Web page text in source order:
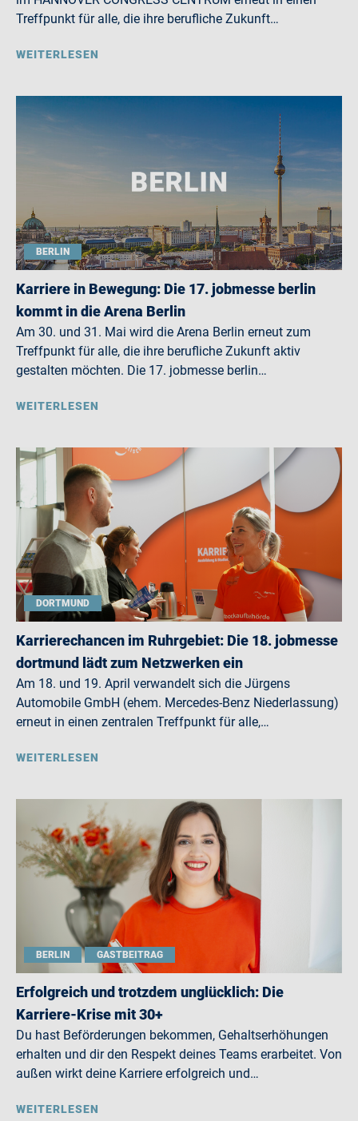
Treffpunkt für alle, die ihre berufliche Zukunft…
WEITERLESEN
BERLIN
Karriere in Bewegung: Die 17. jobmesse berlin
kommt in die Arena Berlin
Am 30. und 31. Mai wird die Arena Berlin erneut zum
Treffpunkt für alle, die ihre berufliche Zukunft aktiv
gestalten möchten. Die 17. jobmesse berlin…
WEITERLESEN
DORTMUND
Karrierechancen im Ruhrgebiet: Die 18. jobmesse
dortmund lädt zum Netzwerken ein
Am 18. und 19. April verwandelt sich die Jürgens
Automobile GmbH (ehem. Mercedes-Benz Niederlassung)
erneut in einen zentralen Treffpunkt für alle,…
WEITERLESEN
BERLIN GASTBEITRAG
Erfolgreich und trotzdem unglücklich: Die
Karriere-Krise mit 30+
Du hast Beförderungen bekommen, Gehaltserhöhungen
erhalten und dir den Respekt deines Teams erarbeitet. Von
außen wirkt deine Karriere erfolgreich und…
WEITERLESEN